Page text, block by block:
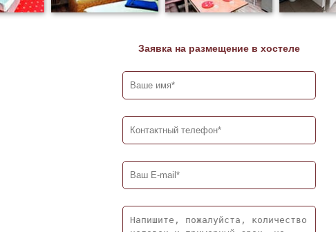
Заявка на размещение в хостеле